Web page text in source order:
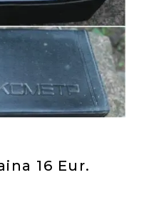
16 Eur.